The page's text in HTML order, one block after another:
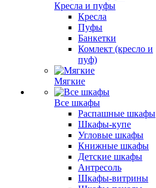
Кресла и пуфы
Кресла
Пуфы
Банкетки
Комлект (кресло и
пуф)
Мягкие
Все шкафы
Распашные шкафы
Шкафы-купе
Угловые шкафы
Книжные шкафы
Детские шкафы
Антресоль
Шкафы-витрины